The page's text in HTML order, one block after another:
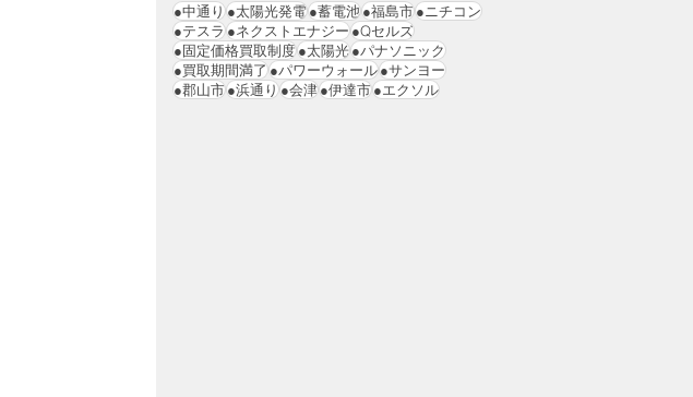
●中通り●太陽光発電●蓄電池●福島市●ニチコン
●テスラ●ネクストエナジー●Qセルズ
●固定価格買取制度●太陽光●パナソニック
●買取期間満了●パワーウォール●サンヨー
●郡山市●浜通り●会津●伊達市●エクソル